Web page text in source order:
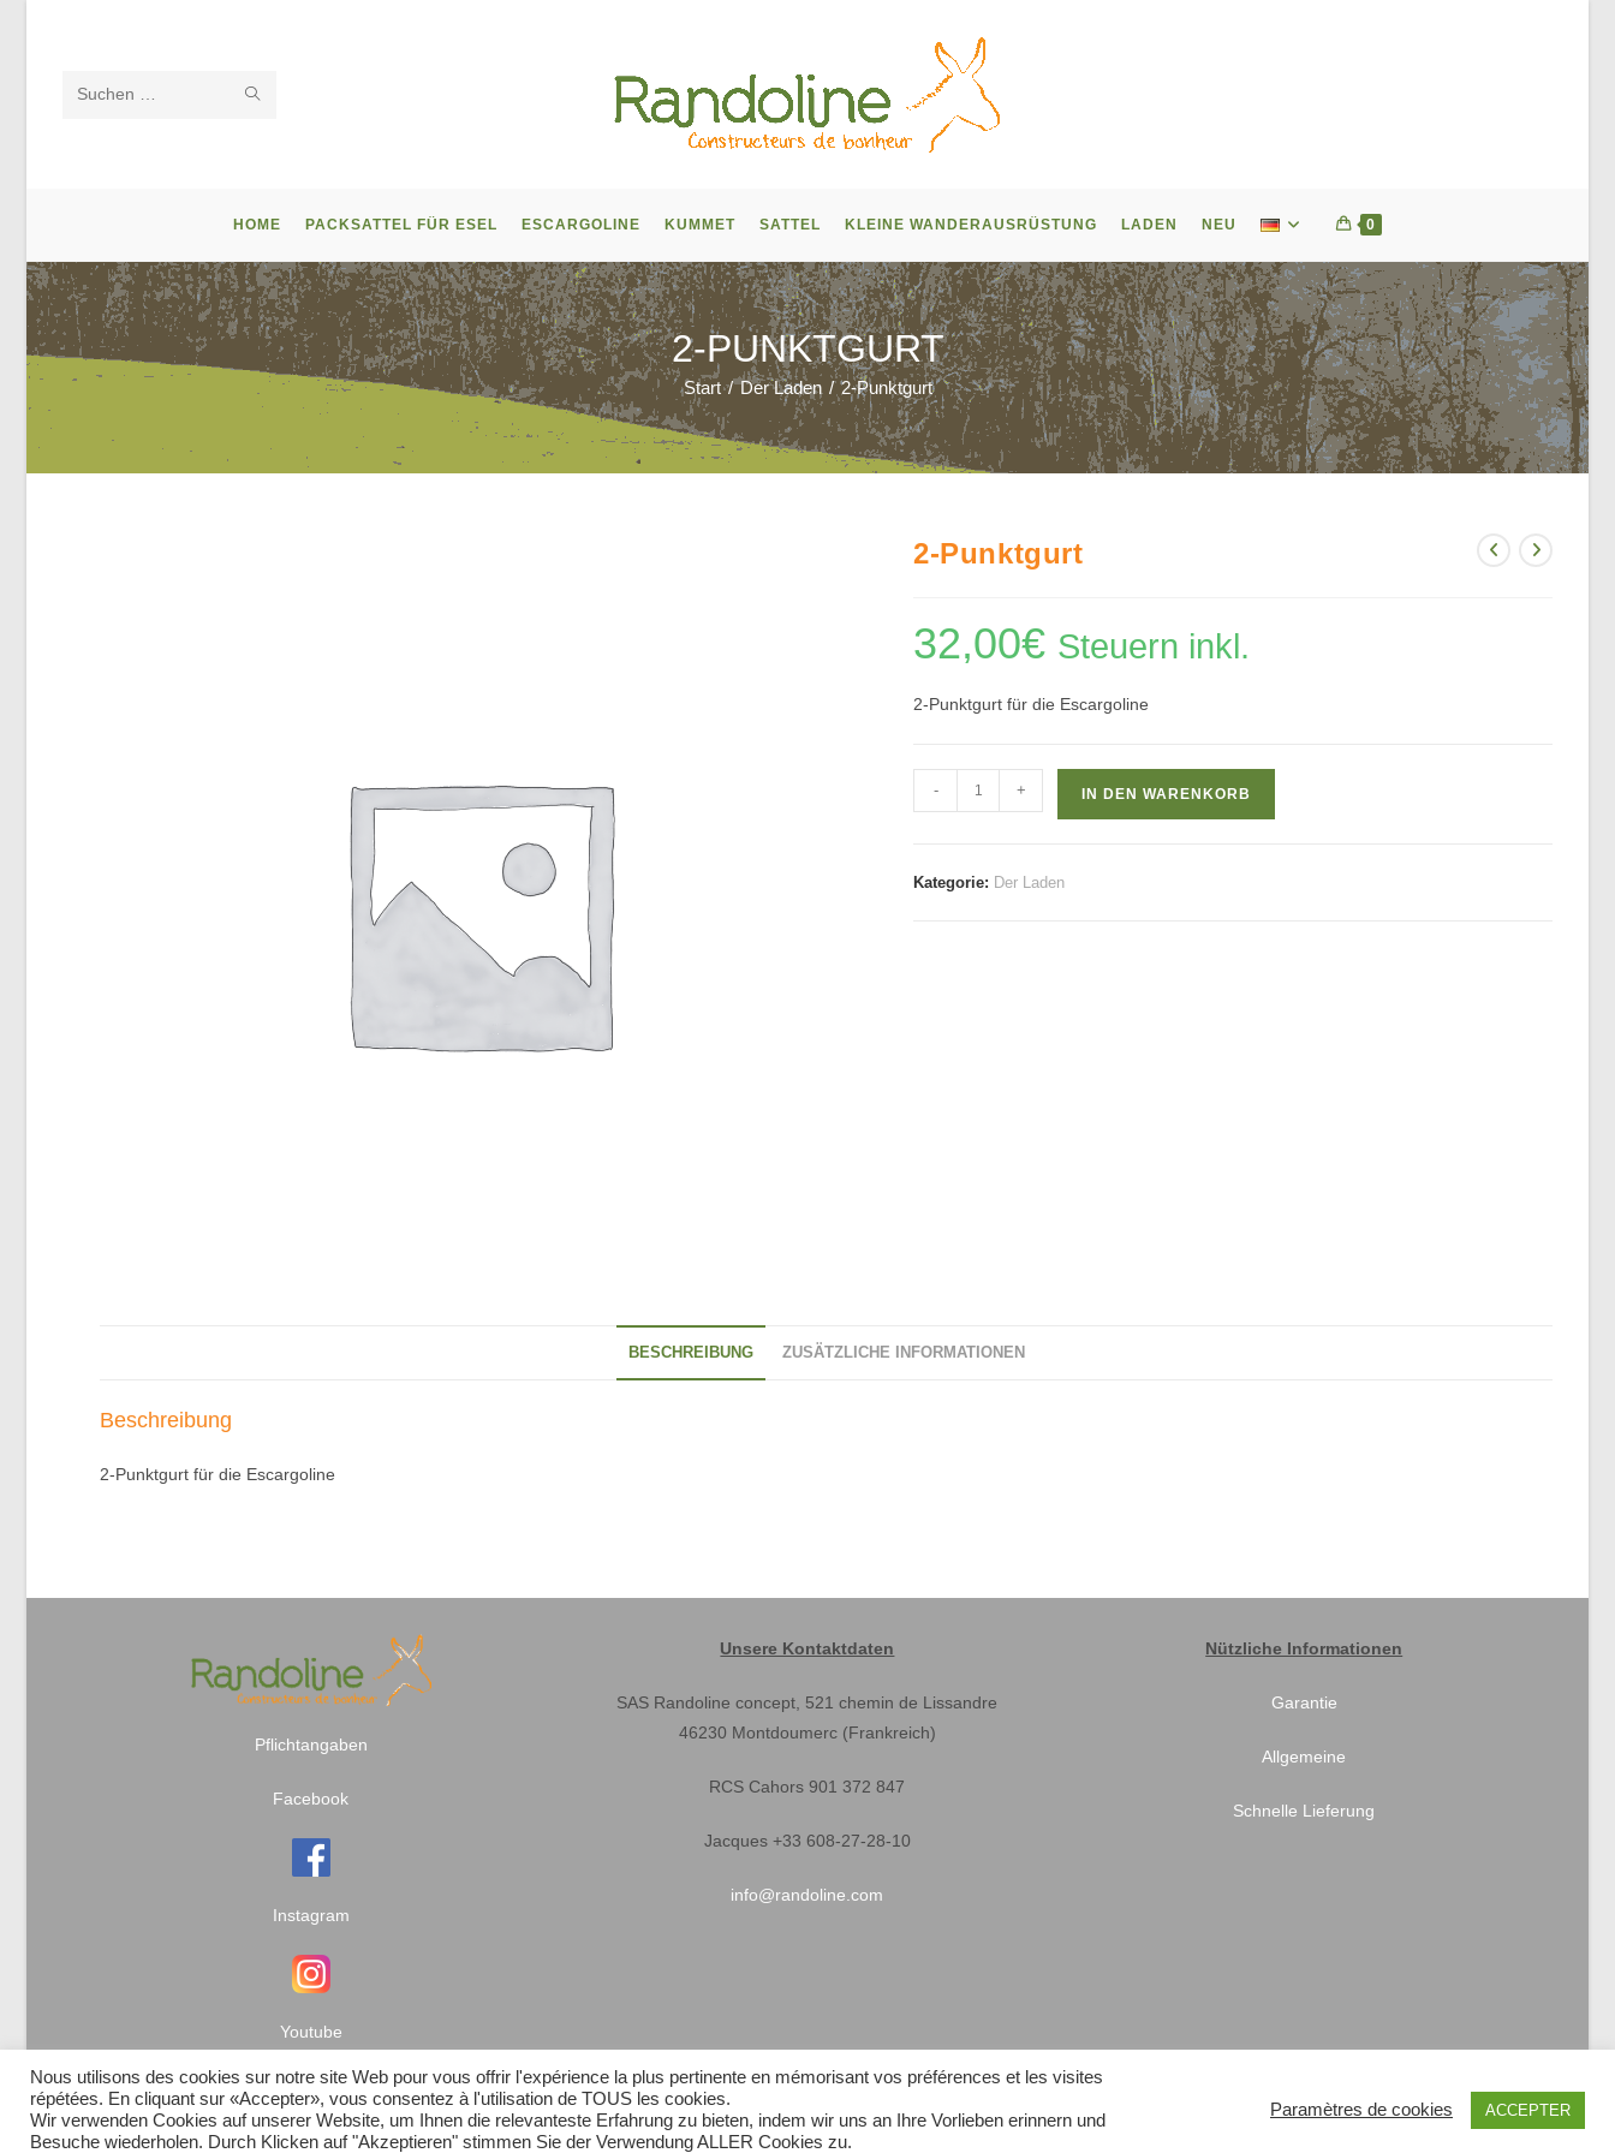
Diese
HOME PACKSATTEL FÜR ESEL ESCARGOLINE KUMMET SATTEL KLEINE WANDERAUSRÜSTUNG LADEN NEU 0
2-PUNKTGURT
Start / Der Laden / 2-Punktgurt
2-Punktgurt
32,00€ Steuern inkl.
2-Punktgurt für die Escargoline
Punktgurt
- + IN DEN WARENKORB
Kategorie: Der Laden
BESCHREIBUNG ZUSÄTZLICHE INFORMATIONEN
Beschreibung
2-Punktgurt für die Escargoline
Pflichtangaben
Facebook
Instagram
Youtube
Unsere Kontaktdaten
SAS Randoline concept, 521 chemin de Lissandre
46230 Montdoumerc (Frankreich)
RCS Cahors 901 372 847
Jacques +33 608-27-28-10
info@randoline.com
Nützliche Informationen
Garantie
Allgemeine
Schnelle Lieferung
Nous utilisons des cookies sur notre site Web pour vous offrir l'expérience la plus pertinente en mémorisant vos préférences et les visites
répétées. En cliquant sur «Accepter», vous consentez à l'utilisation de TOUS les cookies.
Wir verwenden Cookies auf unserer Website, um Ihnen die relevanteste Erfahrung zu bieten, indem wir uns an Ihre Vorlieben erinnern und
Besuche wiederholen. Durch Klicken auf "Akzeptieren" stimmen Sie der Verwendung ALLER Cookies zu.
Paramètres de cookies ACCEPTER